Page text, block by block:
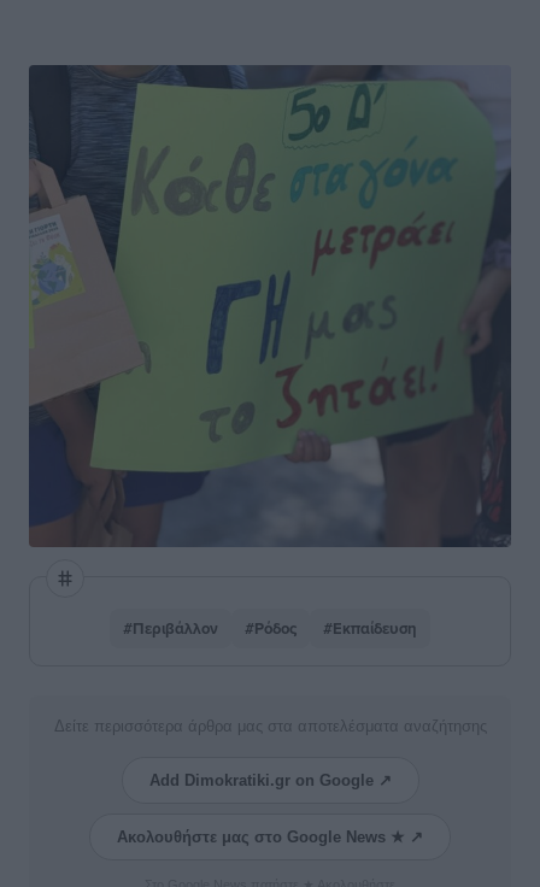
#Περιβάλλον #Ρόδος #Εκπαίδευση
Δείτε περισσότερα άρθρα μας στα αποτελέσματα αναζήτησης
Add Dimokratiki.gr on Google ↗
Ακολουθήστε μας στο Google News ★ ↗